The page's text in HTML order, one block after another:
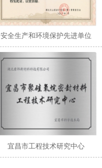
安全生产和环境保护先进单位
宜昌市工程技术研究中心